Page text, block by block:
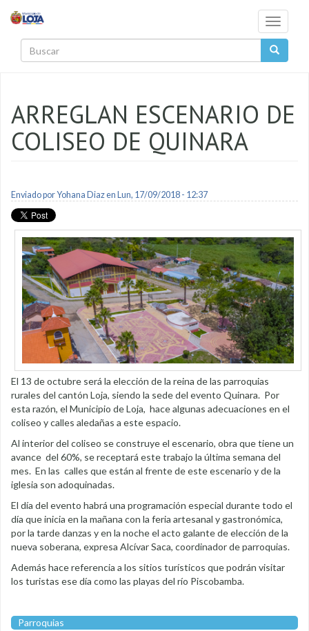
Toggle
ARREGLAN ESCENARIO DE
COLISEO DE QUINARA
Enviado porYohana Diazen Lun, 17/09/2018 - 12:37
El 13 de octubre será la elección de la reina de las parroquias
rurales del cantón Loja, siendo la sede del evento Quinara. Por
esta razón, el Municipio de Loja, hace algunas adecuaciones en el
coliseo y calles aledañas a este espacio.
Al interior del coliseo se construye el escenario, obra que tiene un
avance del 60%, se receptará este trabajo la última semana del
mes. En las calles que están al frente de este escenario y de la
iglesia son adoquinadas.
El día del evento habrá una programación especial durante todo el
día que inicia en la mañana con la feria artesanal y gastronómica,
por la tarde danzas y en la noche el acto galante de elección de la
nueva soberana, expresa Alcívar Saca, coordinador de parroquias.
Además hace referencia a los sitios turísticos que podrán visitar
los turistas ese día como las playas del río Piscobamba.
Parroquias